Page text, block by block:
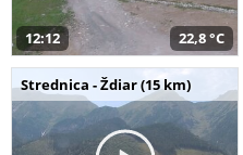
12:12 22,8 °C
Strednica - Ždiar (15 km)